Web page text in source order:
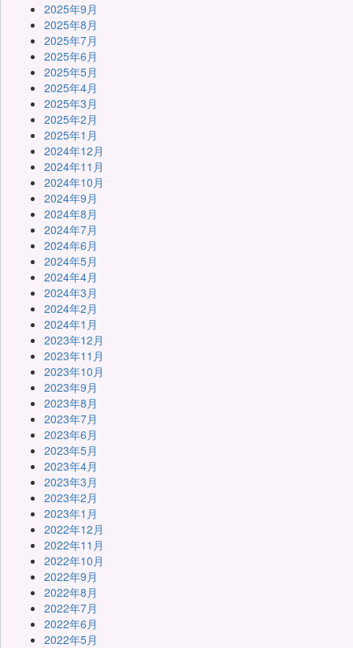
2025年9月
2025年8月
2025年7月
2025年6月
2025年5月
2025年4月
2025年3月
2025年2月
2025年1月
2024年12月
2024年11月
2024年10月
2024年9月
2024年8月
2024年7月
2024年6月
2024年5月
2024年4月
2024年3月
2024年2月
2024年1月
2023年12月
2023年11月
2023年10月
2023年9月
2023年8月
2023年7月
2023年6月
2023年5月
2023年4月
2023年3月
2023年2月
2023年1月
2022年12月
2022年11月
2022年10月
2022年9月
2022年8月
2022年7月
2022年6月
2022年5月